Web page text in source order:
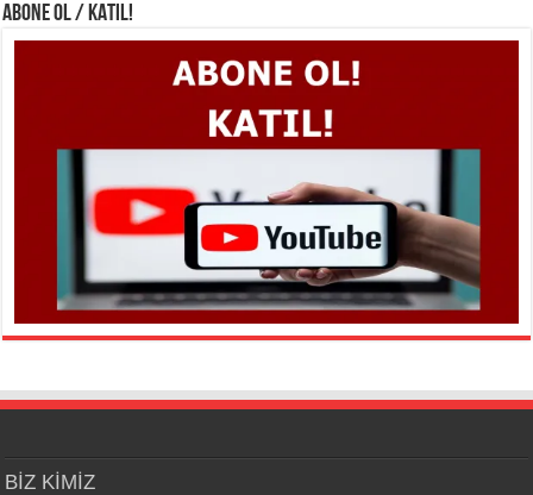
ABONE OL / KATIL!
BİZ KİMİZ